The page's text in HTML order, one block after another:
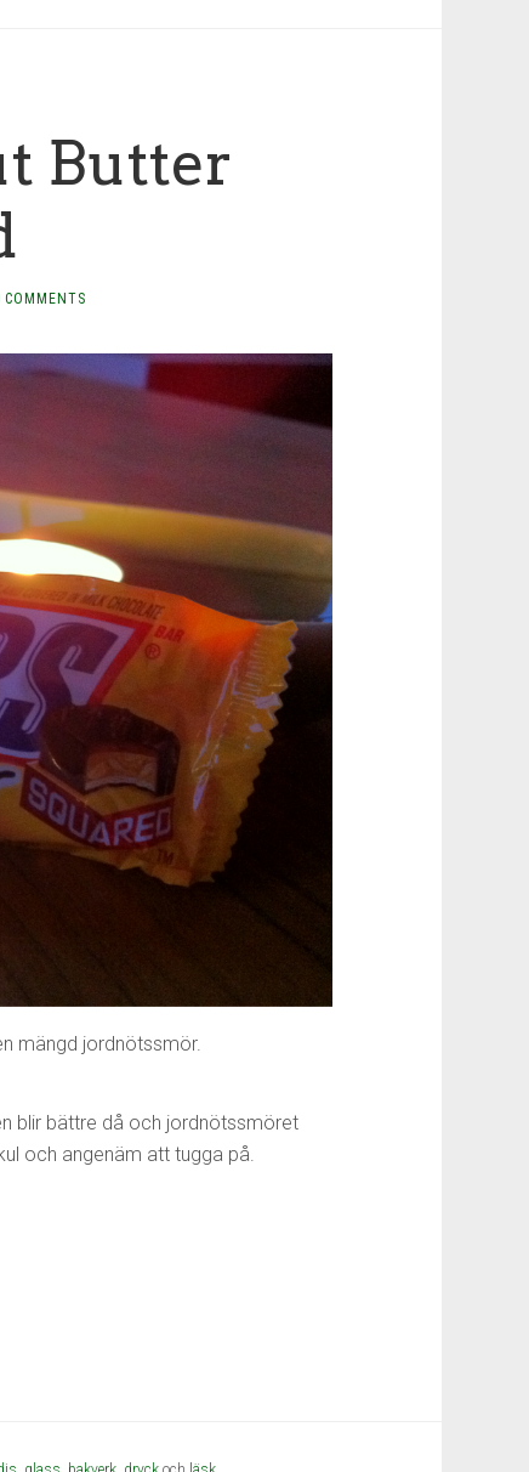
Butter
COMMENTS
mängd jordnötssmör.
blir bättre då och jordnötssmöret
och angenäm att tugga på.